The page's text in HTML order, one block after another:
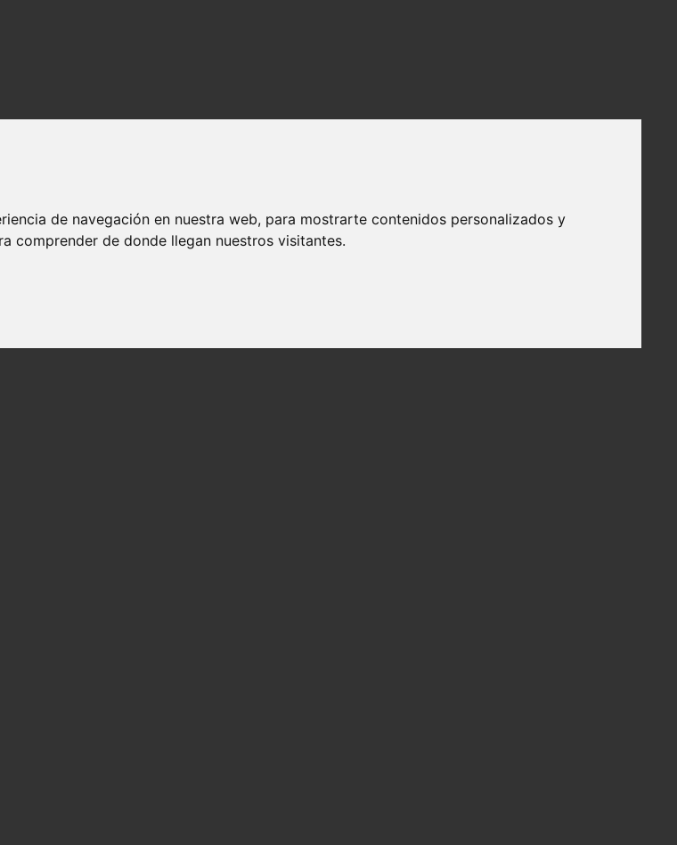
de navegación en nuestra web, para mostrarte contenidos personalizados y
comprender de donde llegan nuestros visitantes.